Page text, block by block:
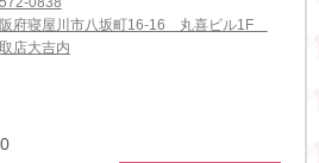
府寝屋川市八坂町16-16 丸喜ビル1F
店大吉内